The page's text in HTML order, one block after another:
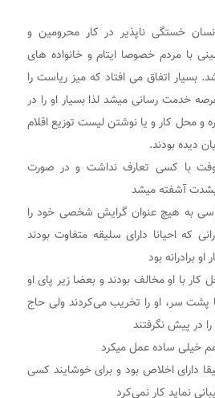
خستگی ناپذیر در کار محرومین و
با مردم خصوصا ایتام و خانواده های
بسیار اتفاق می افتاد که میز ریاست را
خدمت رسانی میشد لذا بسیار او را در
و محل کار و یا نوشتن لیست توزیع اقلام
دیده بودند.
با کسی تعارف نداشت و در صورت
آشفته میشد
به هیچ عنوان گرایش شخصی خود را
که احیانا دارای سلیقه متفاوت بودند
برادرانه بود
کار با او مخالف بودند و بعضا زیر پای او
پشت سر، او را تخریب می‌کردند ولی حاج
در پیش نگرفتند
خیلی ساده عمل میکرد
دارای اخلاص بود و برای خوشایند کسی
نماید کار نمی‌کرد